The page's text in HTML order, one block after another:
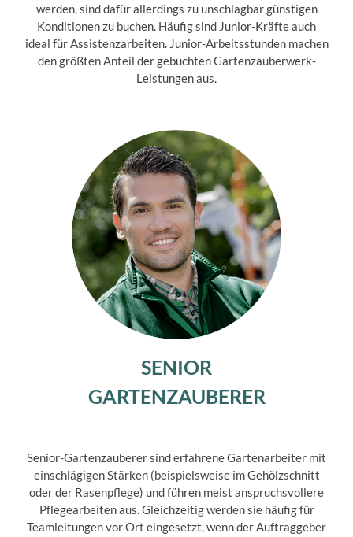
werden, sind dafür allerdings zu unschlagbar günstigen
Konditionen zu buchen. Häufig sind Junior-Kräfte auch
ideal für Assistenzarbeiten. Junior-Arbeitsstunden machen
den größten Anteil der gebuchten Gartenzauberwerk-
Leistungen aus.
SENIOR
GARTENZAUBERER
Senior-Gartenzauberer sind erfahrene Gartenarbeiter mit
einschlägigen Stärken (beispielsweise im Gehölzschnitt
oder der Rasenpflege) und führen meist anspruchsvollere
Pflegearbeiten aus. Gleichzeitig werden sie häufig für
Teamleitungen vor Ort eingesetzt, wenn der Auftraggeber